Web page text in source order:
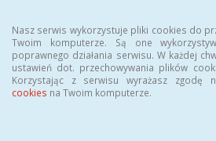
Nasz serwis wykorzystuje pliki cookies do
Twoim komputerze. Są one
poprawnego działania serwisu. W każdej
ustawień dot. przechowywania plików
Korzystając z serwisu wyrażasz zgodę
cookies na Twoim komputerze.
BIULETYN
Urzędu Miasta